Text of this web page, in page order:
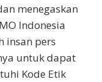
menegaskan
Indonesia
insan pers
untuk dapat
Kode Etik